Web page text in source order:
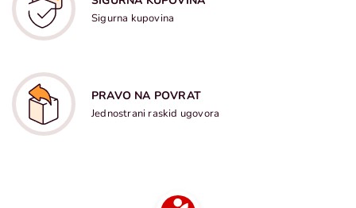
Sigurna kupovina
PRAVO NA POVRAT
Jednostrani raskid ugovora